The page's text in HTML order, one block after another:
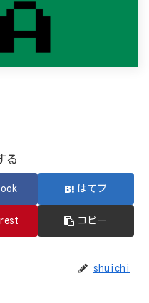
る
はてブ
コピー
shuichi